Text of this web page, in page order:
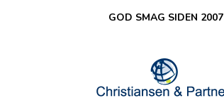
GOD SMAG SIDEN 2007